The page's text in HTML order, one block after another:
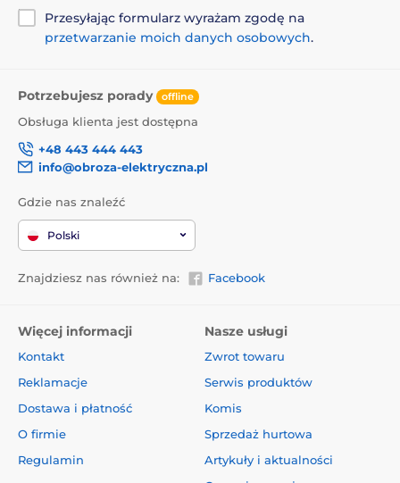
Przesyłając formularz wyrażam zgodę na
przetwarzanie moich danych osobowych.
Potrzebujesz porady offline
Obsługa klienta jest dostępna
+48 443 444 443
info@obroza-elektryczna.pl
Gdzie nas znaleźć
Polski
Znajdziesz nas również na: Facebook
Więcej informacji
Kontakt
Reklamacje
Dostawa i płatność
O firmie
Regulamin
Nasze usługi
Zwrot towaru
Serwis produktów
Komis
Sprzedaż hurtowa
Artykuły i aktualności